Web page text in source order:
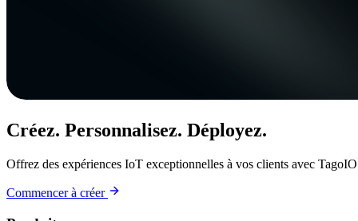
Créez. Personnalisez. Déployez.
Offrez des expériences IoT exceptionnelles à vos clients avec
Commencer à créer